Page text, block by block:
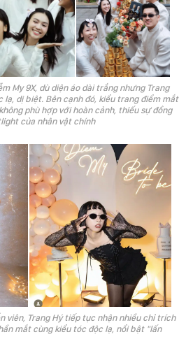
My 9X, dù diện áo dài trắng nhưng Trang
lạ, dị biệt. Bên cạnh đó, kiểu trang điểm mắt
phù hợp với hoàn cảnh, thiếu sự đồng
của nhân vật chính
viên, Trang Hý tiếp tục nhận nhiều chỉ trích
mắt cùng kiểu tóc độc lạ, nổi bật "lấn